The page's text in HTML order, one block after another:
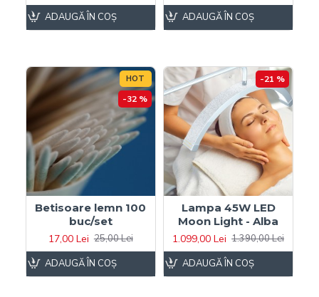
ADAUGĂ ÎN COŞ
ADAUGĂ ÎN COŞ
HOT
-32 %
Betisoare lemn 100
buc/set
17,00 Lei 25,00 Lei
ADAUGĂ ÎN COŞ
-21 %
Lampa 45W LED
Moon Light - Alba
1.099,00 Lei 1.390,00 Lei
ADAUGĂ ÎN COŞ